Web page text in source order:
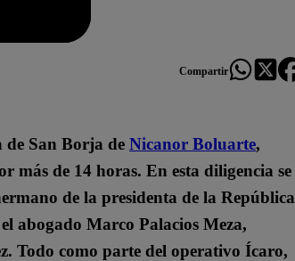
Compartir
de San Borja de Nicanor Boluarte,
más de 14 horas. En esta diligencia se
de la presidenta de la República
abogado Marco Palacios Meza,
Todo como parte del operativo Ícaro,